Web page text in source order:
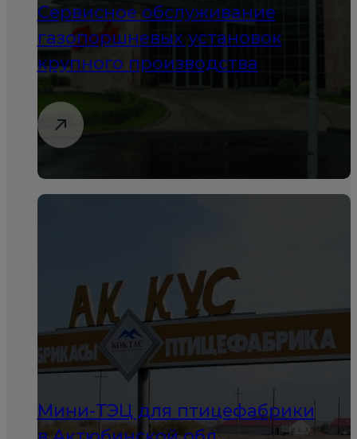
Сервисное обслуживание
газопоршневых установок
крупного производства
Мини-ТЭЦ для птицефабрики